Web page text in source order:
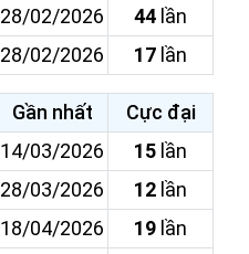
28/02/2026 44 lần
28/02/2026 17 lần
Gần nhất
Cực đại
14/03/2026 15 lần
28/03/2026 12 lần
18/04/2026 19 lần